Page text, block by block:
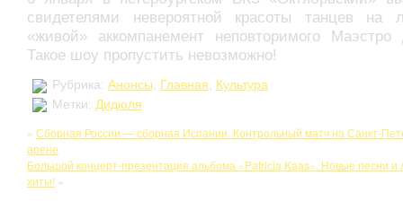
свидетелями невероятной красоты танцев на
«живой» аккомпанемент неповторимого
Такое шоу пропустить невозможно!
Рубрика: Анонсы Главная
Культура
Метки: Дидюля
« Сборная России — сборная Испании. Контрольный матч на Санкт-
арене
Большой концерт-презентация альбома «Patricia Kaas». Новые песни
хиты! »